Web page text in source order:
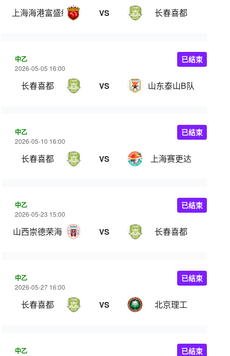
上海海港富盛经开 VS 长春喜都
中乙
2026-05-05 16:00
长春喜都 VS 山东泰山B队
已结束
中乙
2026-05-10 16:00
长春喜都 VS 上海赛更达
已结束
中乙
2026-05-23 15:00
山西崇德荣海 VS 长春喜都
已结束
中乙
2026-05-27 16:00
长春喜都 VS 北京理工
已结束
中乙 已结束